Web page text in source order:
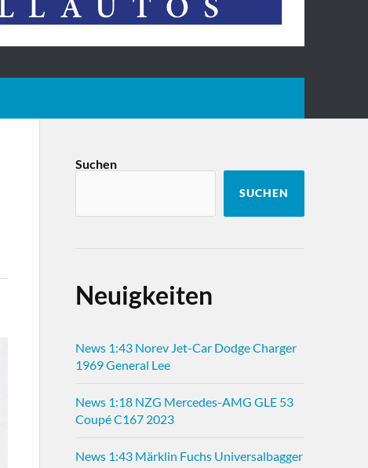
Suchen
SUCHEN
Neuigkeiten
News 1:43 Norev Jet-Car Dodge Charger
1969 General Lee
News 1:18 NZG Mercedes-AMG GLE 53
Coupé C167 2023
News 1:43 Märklin Fuchs Universalbagger